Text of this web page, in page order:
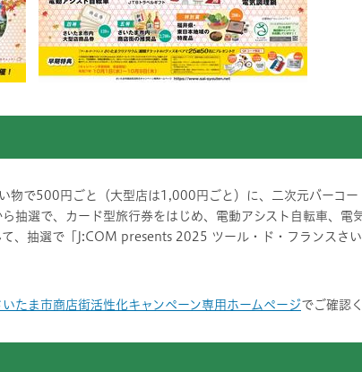
物で500円ごと（大型店は1,000円ごと）に、二次元バーコー
抽選で、カード型旅行券をはじめ、電動アシスト自転車、電
て、抽選で「J:COM presents 2025 ツール・ド・フランスさ
いたま市商店街活性化キャンペーン専用ホームページでご確認